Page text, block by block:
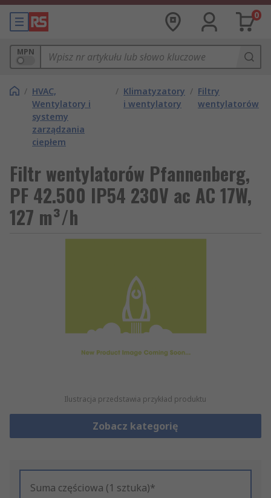
0
MPN
/ HVAC,
Wentylatory i
systemy
zarządzania
ciepłem
/ Klimatyzatory
i wentylatory
/ Filtry
wentylatorów
Filtr wentylatorów Pfannenberg,
PF 42.500 IP54 230V ac AC 17W,
127 m³/h
Ilustracja przedstawia przykład produktu
Zobacz kategorię
Suma częściowa (1 sztuka)*